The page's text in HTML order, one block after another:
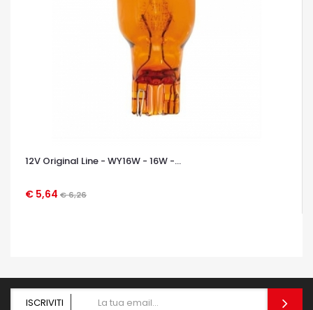
12V Original Line - WY16W - 16W -...
€ 5,64 € 6,26
OCCHIATA VELOCE
ISCRIVITI